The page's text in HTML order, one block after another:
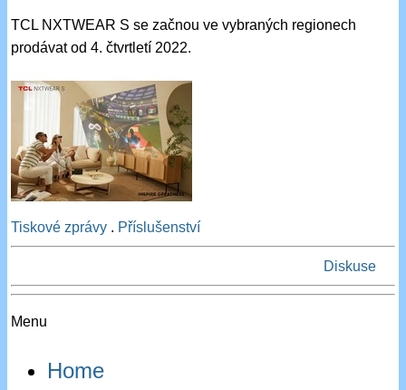
TCL NXTWEAR S se začnou ve vybraných regionech
prodávat od 4. čtvrtletí 2022.
Tiskové zprávy . Příslušenství
Diskuse
Menu
Home